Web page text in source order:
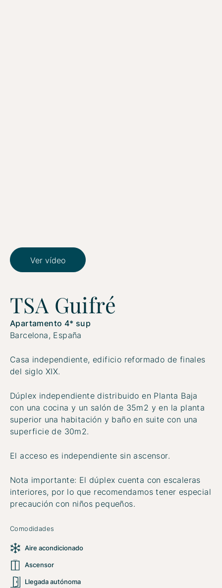
Ver vídeo
TSA Guifré
Apartamento 4* sup
Barcelona, España
Casa independiente, edificio reformado de finales
del siglo XIX.
Dúplex independiente distribuido en Planta Baja
con una cocina y un salón de 35m2 y en la planta
superior una habitación y baño en suite con una
superficie de 30m2.
El acceso es independiente sin ascensor.
Nota importante: El dúplex cuenta con escaleras
interiores, por lo que recomendamos tener especial
precaución con niños pequeños.
Comodidades
Aire acondicionado
Ascensor
Llegada autónoma